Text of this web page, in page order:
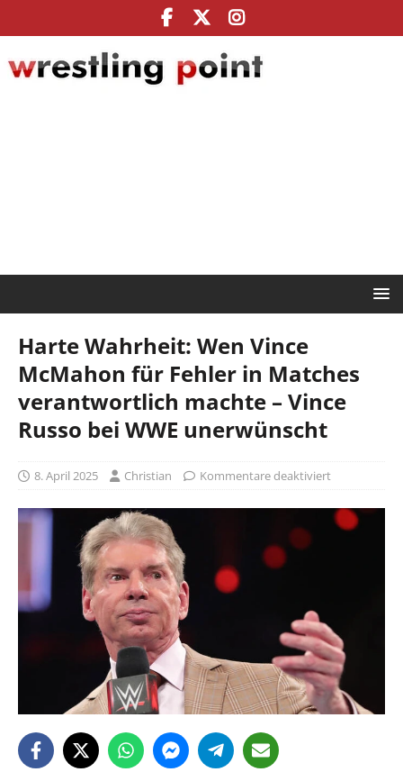
Harte Wahrheit: Wen Vince
McMahon für Fehler in Matches
verantwortlich machte – Vince
Russo bei WWE unerwünscht
8. April 2025 Christian Kommentare deaktiviert